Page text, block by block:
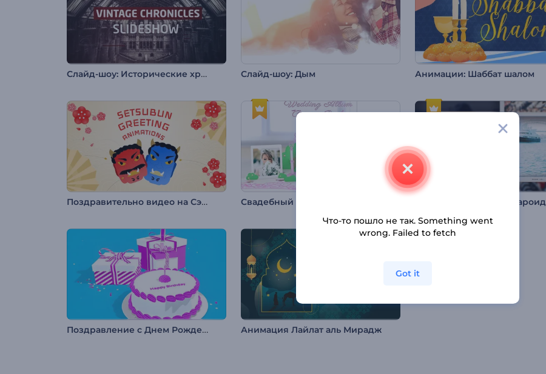
Слайд-шоу: Исторические хроники Слайд-шоу: Дым Анимации: Шаббат шалом
Поздравительно видео на Сэцубун Свадебный 3D-альбом Слайд-шоу: Рамки полароид
Поздравление с Днем Рождения Анимация Лайлат аль Мирадж
Что-то пошло не так. Something went
wrong. Failed to fetch
Got it